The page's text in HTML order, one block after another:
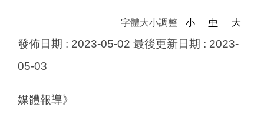
字體大小調整 小 中 大
發佈日期 : 2023-05-02 最後更新日期 : 2023-
05-03
媒體報導》